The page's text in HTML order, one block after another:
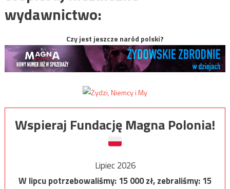
wydawnictwo:
Czy jest jeszcze naród polski?
Wspieraj Fundację Magna Polonia!
Lipiec 2026
W lipcu potrzebowaliśmy:15 000zł, zebraliśmy:15